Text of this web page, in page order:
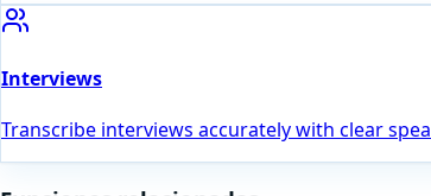
Interviews
Transcribe interviews accurately with clear